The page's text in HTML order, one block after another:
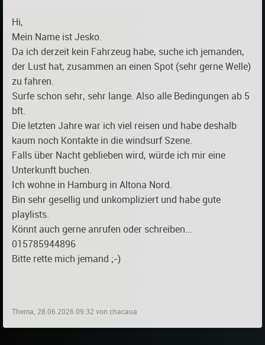
Hi,
Mein Name ist Jesko.
Da ich derzeit kein Fahrzeug habe, suche ich jemanden,
der Lust hat, zusammen an einen Spot (sehr gerne Welle)
zu fahren.
Surfe schon sehr, sehr lange. Also alle Bedingungen ab 5
bft.
Die letzten Jahre war ich viel reisen und habe deshalb
kaum noch Kontakte in die windsurf Szene.
Falls über Nacht geblieben wird, würde ich mir eine
Unterkunft buchen.
Ich wohne in Hamburg in Altona Nord.
Bin sehr gesellig und unkompliziert und habe gute
playlists.
Könnt auch gerne anrufen oder schreiben...
015785944896
Bitte rette mich jemand ;-)
Thema, 28.06.2026 09:32 von chacaua